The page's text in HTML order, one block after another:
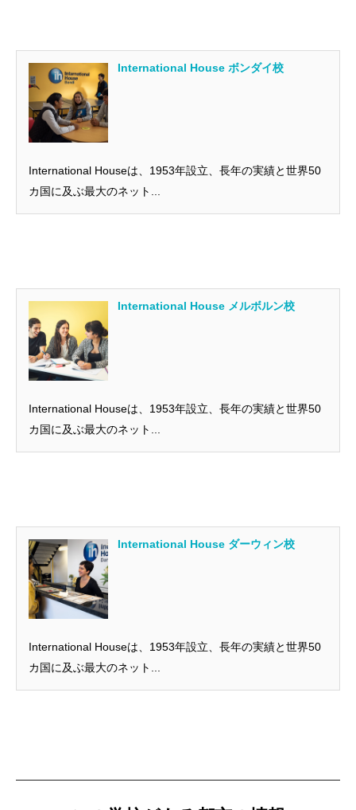
International House ボンダイ校
International Houseは、1953年設立、長年の実績と世界50
カ国に及ぶ最大のネット...
International House メルボルン校
International Houseは、1953年設立、長年の実績と世界50
カ国に及ぶ最大のネット...
International House ダーウィン校
International Houseは、1953年設立、長年の実績と世界50
カ国に及ぶ最大のネット...